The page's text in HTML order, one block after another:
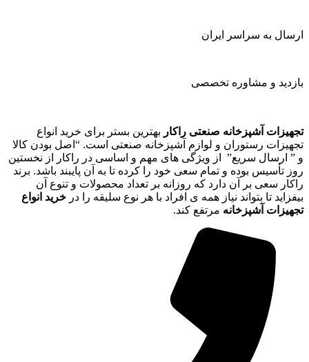
ارسال به سراسر ایران
بازدید و مشاوره تخصصی
تجهیزات آشپزخانه صنعتی راکار بهترین بستر برای خرید انواع
تجهیزات رستوران و لوازم آشپزخانه صنعتی است. “اصل بودن کالا
و ” ارسال سریع” از ویژگی های مهم و اساسی در راکار از نخستین
روز تأسیس بوده و تمام سعی خود را کرده تا به آن پایبند باشد. برند
راکار سعی بر آن دارد که روزانه بر تعداد محصولات و تنوع آن
بیفزاید تا بتواند نیاز همه ی افراد با هر نوع سلیقه را در خرید انواع
تجهیزات آشپزخانه مرتفع کند.